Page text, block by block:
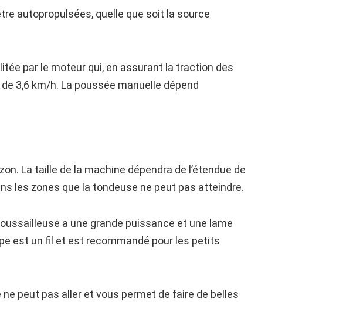
autopropulsées, quelle que soit la source
par le moteur qui, en assurant la traction des
3,6 km/h. La poussée manuelle dépend
La taille de la machine dépendra de l’étendue de
les zones que la tondeuse ne peut pas atteindre.
a une grande puissance et une lame
est un fil et est recommandé pour les petits
peut pas aller et vous permet de faire de belles